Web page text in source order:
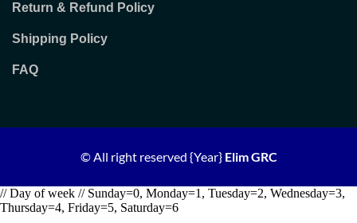
Return & Refund Policy
Shipping Policy
FAQ
© All right reserved {Year} Elim GRC
// Day of week // Sunday=0, Monday=1, Tuesday=2, Wednesday=3,
Thursday=4, Friday=5, Saturday=6